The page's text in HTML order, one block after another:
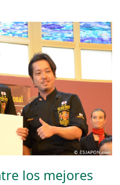
los mejores